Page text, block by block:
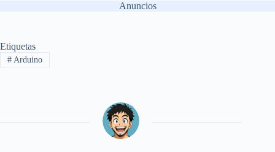
Anuncios
Etiquetas
#Arduino